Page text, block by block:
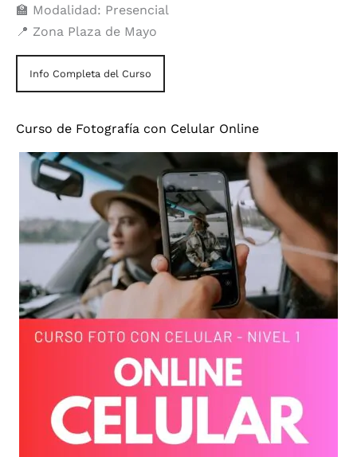
🏫 Modalidad: Presencial
📍 Zona Plaza de Mayo
Info Completa del Curso
Curso de Fotografía con Celular Online